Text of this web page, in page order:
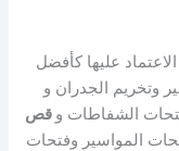
عليها كأفضل
وتخريم الجدران و
الشفاطات و قص
المواسير وفتحات